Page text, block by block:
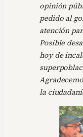
opinión
pedido al
atención
Posible
hoy de
la